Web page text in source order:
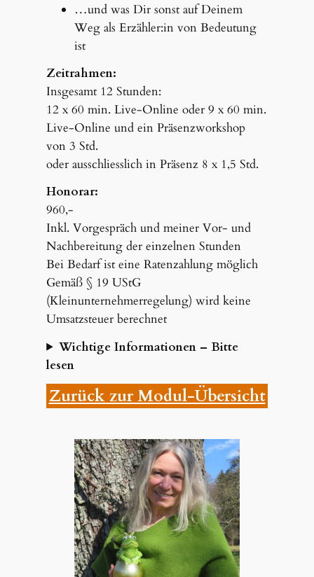
…und was Dir sonst auf Deinem
Weg als Erzähler:in von Bedeutung
ist
Zeitrahmen:
Insgesamt 12 Stunden:
12 x 60 min. Live-Online oder 9 x 60 min.
Live-Online und ein Präsenzworkshop
von 3 Std.
oder ausschliesslich in Präsenz 8 x 1,5 Std.
Honorar:
960,-
Inkl. Vorgespräch und meiner Vor- und
Nachbereitung der einzelnen Stunden
Bei Bedarf ist eine Ratenzahlung möglich
Gemäß § 19 UStG
(Kleinunternehmerregelung) wird keine
Umsatzsteuer berechnet
Wichtige Informationen – Bitte
lesen
Zurück zur Modul-Übersicht